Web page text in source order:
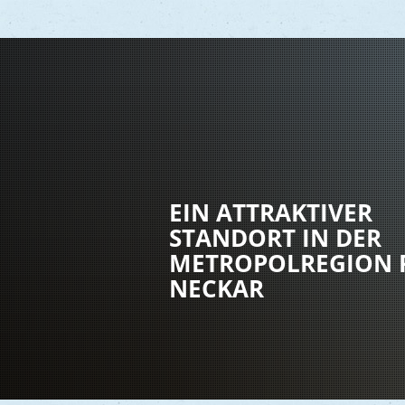
EIN ATTRAKTIVER
STANDORT IN DER
METROPOLREGION
NECKAR